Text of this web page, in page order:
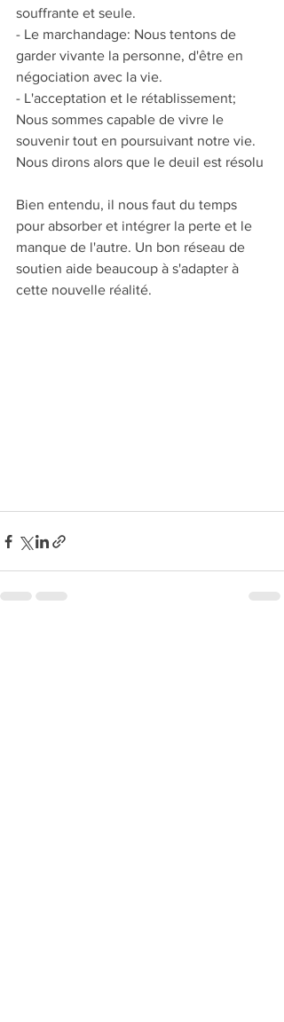
souffrante et seule.
- Le marchandage: Nous tentons de
garder vivante la personne, d'être en
négociation avec la vie.
- L'acceptation et le rétablissement;
Nous sommes capable de vivre le
souvenir tout en poursuivant notre vie.
Nous dirons alors que le deuil est résolu
Bien entendu, il nous faut du temps
pour absorber et intégrer la perte et le
manque de l'autre. Un bon réseau de
soutien aide beaucoup à s'adapter à
cette nouvelle réalité.